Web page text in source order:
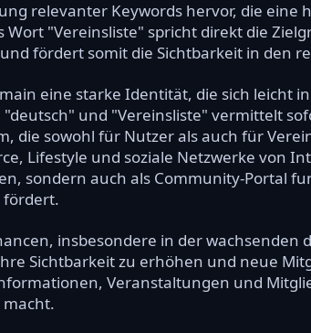
relevanter Keywords hervor, die eine
"Vereinsliste" spricht direkt die
fördert somit die Sichtbarkeit in den
eine starke Identität, die sich leicht
und "Vereinsliste" vermittelt
die sowohl für Nutzer als auch für
Lifestyle und soziale Netzwerke von
sondern auch als Community-Portal
fördert.
insbesondere in der wachsenden
Sichtbarkeit zu erhöhen und neue
Veranstaltungen und
macht.